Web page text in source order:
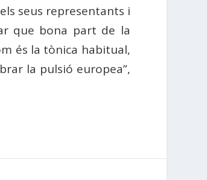
seus representants i
que bona part de la
és la tònica habitual,
la pulsió europea”,